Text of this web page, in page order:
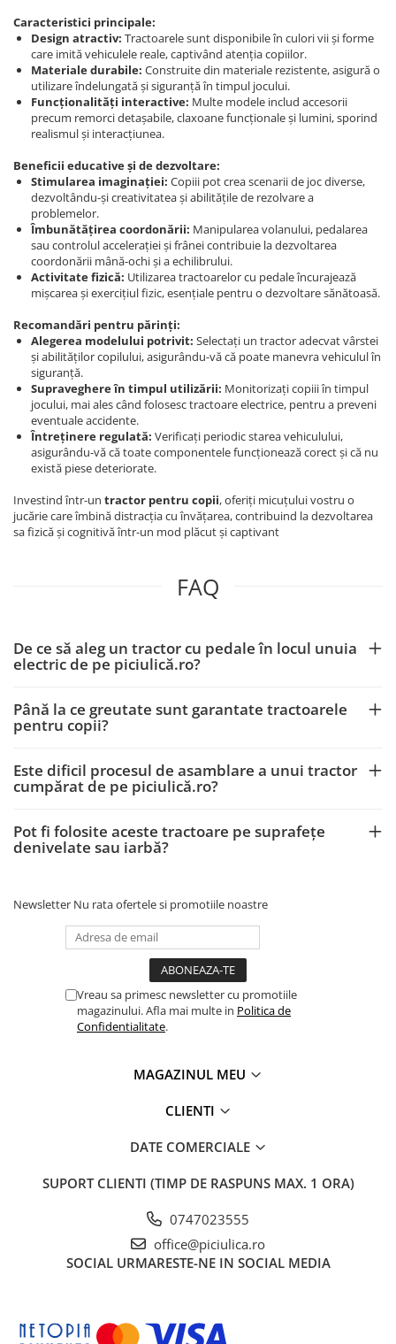
Caracteristici principale:
Design atractiv: Tractoarele sunt disponibile în culori vii și forme
care imită vehiculele reale, captivând atenția copiilor.
Materiale durabile: Construite din materiale rezistente, asigură o
utilizare îndelungată și siguranță în timpul jocului.
Funcționalități interactive: Multe modele includ accesorii
precum remorci detașabile, claxoane funcționale și lumini, sporind
realismul și interacțiunea.
Beneficii educative și de dezvoltare:
Stimularea imaginației: Copiii pot crea scenarii de joc diverse,
dezvoltându-și creativitatea și abilitățile de rezolvare a
problemelor.
Îmbunătățirea coordonării: Manipularea volanului, pedalarea
sau controlul accelerației și frânei contribuie la dezvoltarea
coordonării mână-ochi și a echilibrului.
Activitate fizică: Utilizarea tractoarelor cu pedale încurajează
mișcarea și exercițiul fizic, esențiale pentru o dezvoltare sănătoasă.
Recomandări pentru părinți:
Alegerea modelului potrivit: Selectați un tractor adecvat vârstei
și abilităților copilului, asigurându-vă că poate manevra vehiculul în
siguranță.
Supraveghere în timpul utilizării: Monitorizați copiii în timpul
jocului, mai ales când folosesc tractoare electrice, pentru a preveni
eventuale accidente.
Întreținere regulată: Verificați periodic starea vehiculului,
asigurându-vă că toate componentele funcționează corect și că nu
există piese deteriorate.
Investind într-un tractor pentru copii, oferiți micuțului vostru o
jucărie care îmbină distracția cu învățarea, contribuind la dezvoltarea
sa fizică și cognitivă într-un mod plăcut și captivant
FAQ
De ce să aleg un tractor cu pedale în locul unuia
electric de pe piciulică.ro?
Până la ce greutate sunt garantate tractoarele
pentru copii?
Este dificil procesul de asamblare a unui tractor
cumpărat de pe piciulică.ro?
Pot fi folosite aceste tractoare pe suprafețe
denivelate sau iarbă?
Newsletter Nu rata ofertele si promotiile noastre
Vreau sa primesc newsletter cu promotiile
magazinului. Afla mai multe in Politica de
Confidentialitate.
MAGAZINUL MEU
CLIENTI
DATE COMERCIALE
SUPORT CLIENTI (TIMP DE RASPUNS MAX. 1 ORA)
0747023555
office@piciulica.ro
SOCIAL URMARESTE-NE IN SOCIAL MEDIA